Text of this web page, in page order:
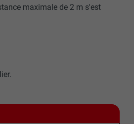
maximale de 2 m s'est